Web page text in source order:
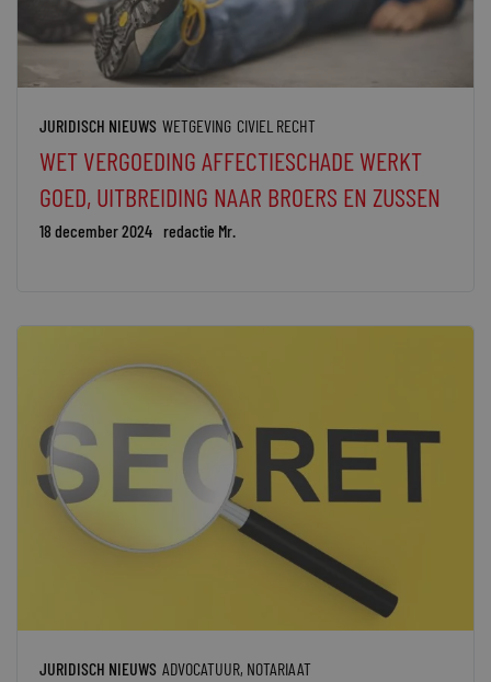
JURIDISCH NIEUWS WETGEVING CIVIEL RECHT
WET VERGOEDING AFFECTIESCHADE WERKT
GOED, UITBREIDING NAAR BROERS EN ZUSSEN
18 december 2024 redactie Mr.
JURIDISCH NIEUWS ADVOCATUUR, NOTARIAAT